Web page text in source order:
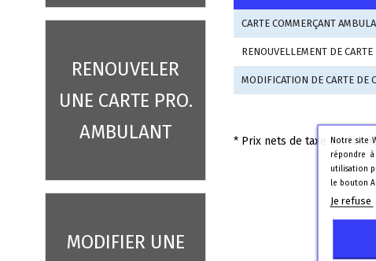
Notre site
répondre
utilisation
le bouton
Je refuse
RENOUVELER
UNE CARTE PRO.
AMBULANT
MODIFIER UNE
CARTE COMMERÇANT
RENOUVELLEMENT DE
MODIFICATION DE CARTE DE
* Prix nets de taxe